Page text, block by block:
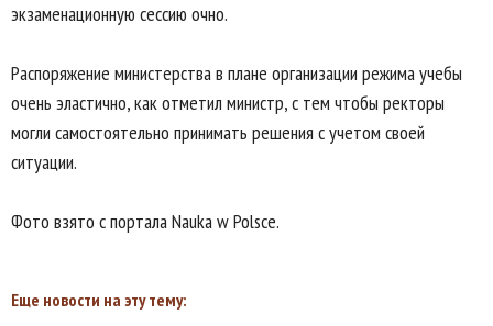
экзаменационную сессию очно.
Распоряжение министерства в плане организации режима учебы
очень эластично, как отметил министр, с тем чтобы ректоры
могли самостоятельно принимать решения с учетом своей
ситуации.
Фото взято с портала Nauka w Polsce.
Еще новости на эту тему: